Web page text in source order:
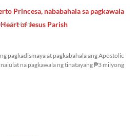
Princesa, nababahala sa pagkawala
of Jesus Parish
3:04 pm
pagkadismaya at pagkabahala ang Apostolic
na pagkawala ng tinatayang ₱3 milyong